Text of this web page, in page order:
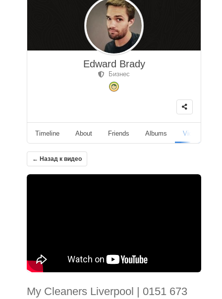
Edward Brady
Бизнес
Timeline About Friends Albums Videos
← Назад к видео
My Cleaners Liverpool | 0151 673